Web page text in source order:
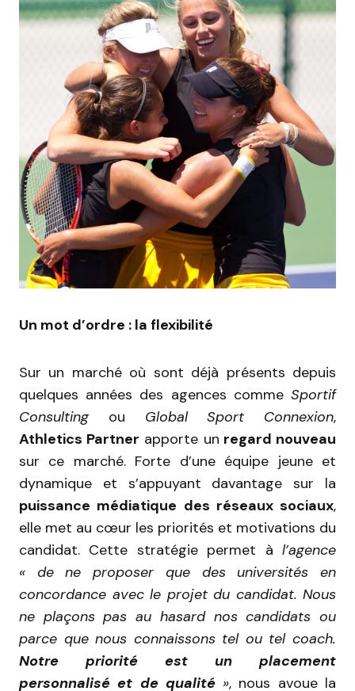
Un mot d’ordre : la flexibilité
Sur un marché où sont déjà présents depuis
quelques années des agences comme Sportif
Consultingou Global Sport Connexion,
Athletics Partner apporte un regard nouveau
sur ce marché. Forte d’une équipe jeune et
dynamique et s’appuyant davantage sur la
puissance médiatique des réseaux sociaux,
elle met au cœur les priorités et motivations du
candidat. Cette stratégie permet à l’agence
« dene proposer que des universités en
concordance avec le projet du candidat. Nous
ne plaçons pas au hasard nos candidats ou
parce que nous connaissons tel ou tel coach.
Notre priorité est un placement
personnalisé et de qualité», nous avoue la